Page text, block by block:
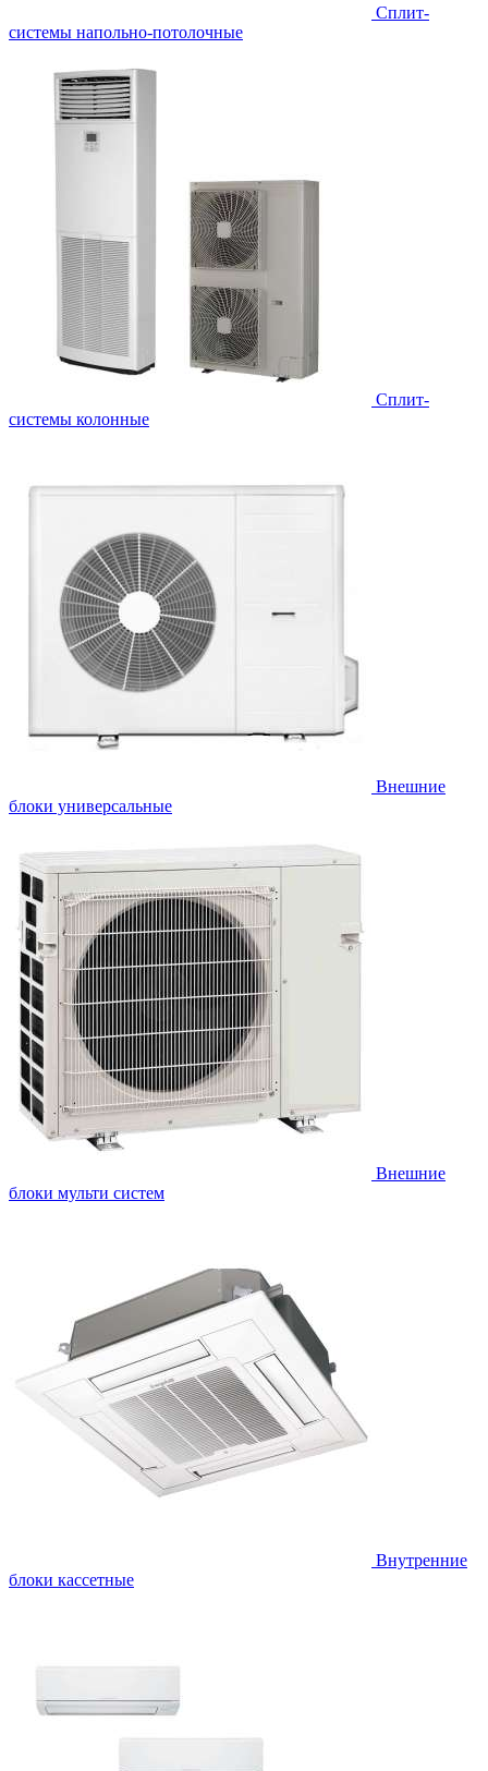
Сплит-
системы напольно-потолочные
Cплит-
системы колонные
Внешние
блоки универсальные
Внешние
блоки мульти систем
Внутренние
блоки кассетные